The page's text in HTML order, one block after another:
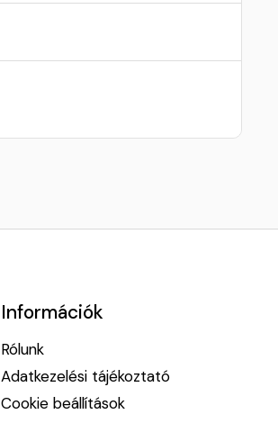
Információk
Rólunk
Adatkezelési tájékoztató
Cookie beállítások